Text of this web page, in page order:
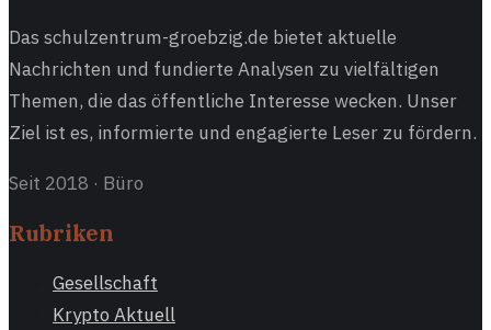
Das schulzentrum-groebzig.de bietet aktuelle
Nachrichten und fundierte Analysen zu vielfältigen
Themen, die das öffentliche Interesse wecken. Unser
Ziel ist es, informierte und engagierte Leser zu fördern.
Seit 2018 · Büro
Rubriken
Gesellschaft
Krypto Aktuell